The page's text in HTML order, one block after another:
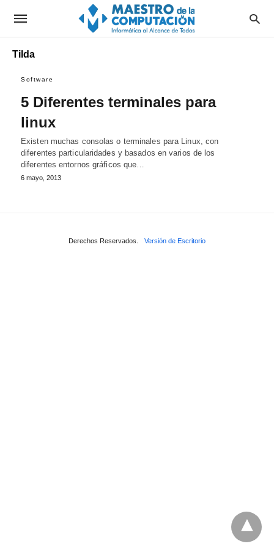
Tilda
Software
5 Diferentes terminales para
linux
Existen muchas consolas o terminales para Linux, con
diferentes particularidades y basados en varios de los
diferentes entornos gráficos que…
6 mayo, 2013
Derechos Reservados. Versión de Escritorio